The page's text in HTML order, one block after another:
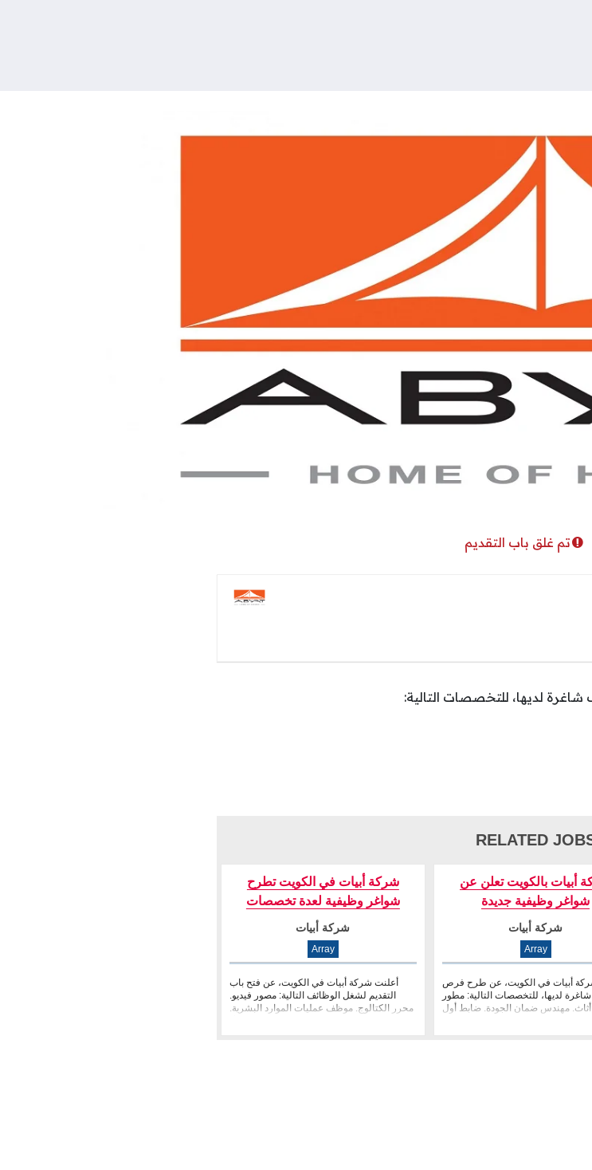
تم غلق باب التقديم
RELATED
أبيات بالكويت تعلن عن
شواغر وظيفية جديدة
شركة أبيات
Array
أبيات في الكويت، عن طرح فرص
لديها، للتخصصات التالية: مطور
أثاث. مهندس ضمان الجودة. ضابط أول
شركة أبيات في الكويت تطرح
شواغر وظيفية لعدة تخصصات
شركة أبيات
Array
أعلنت شركة أبيات في الكويت، عن فتح باب
التقديم لشغل الوظائف التالية: مصور فيديو.
محرر الكتالوج. موظف عمليات الموارد البشرية.